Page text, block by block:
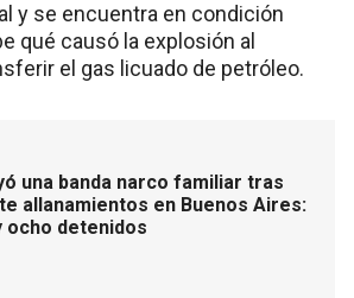
y se encuentra en condición
qué causó la explosión al
el gas licuado de petróleo.
una banda narco familiar tras
allanamientos en Buenos Aires:
ocho detenidos